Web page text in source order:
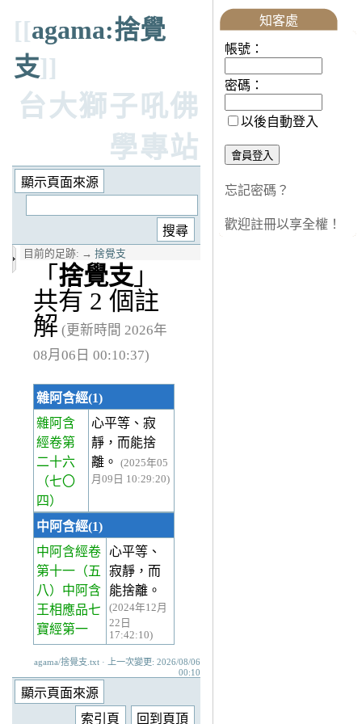
[[agama:捨覺
支]]
台大獅子吼佛
學專站
目前的足跡: → 捨覺支
「 捨覺支 」
共有 2 個註
解 (更新時間 2026年
08月06日 00:10:37)
雜阿含經(1)
雜阿含
經卷第
二十六
（七〇
四）
心平等、寂
靜，而能捨
離。
(2025年05
月09日 10:29:20)
中阿含經(1)
中阿含經卷
第十一 （五
八）中阿含
王相應品七
寶經第一
心平等、
寂靜，而
能捨離。
(2024年12月
22日
17:42:10)
agama/捨覺支.txt · 上一次變更: 2026/08/06
00:10
知客處
帳號：
密碼：
以後自動登入
忘記密碼？
歡迎註冊以享全權！